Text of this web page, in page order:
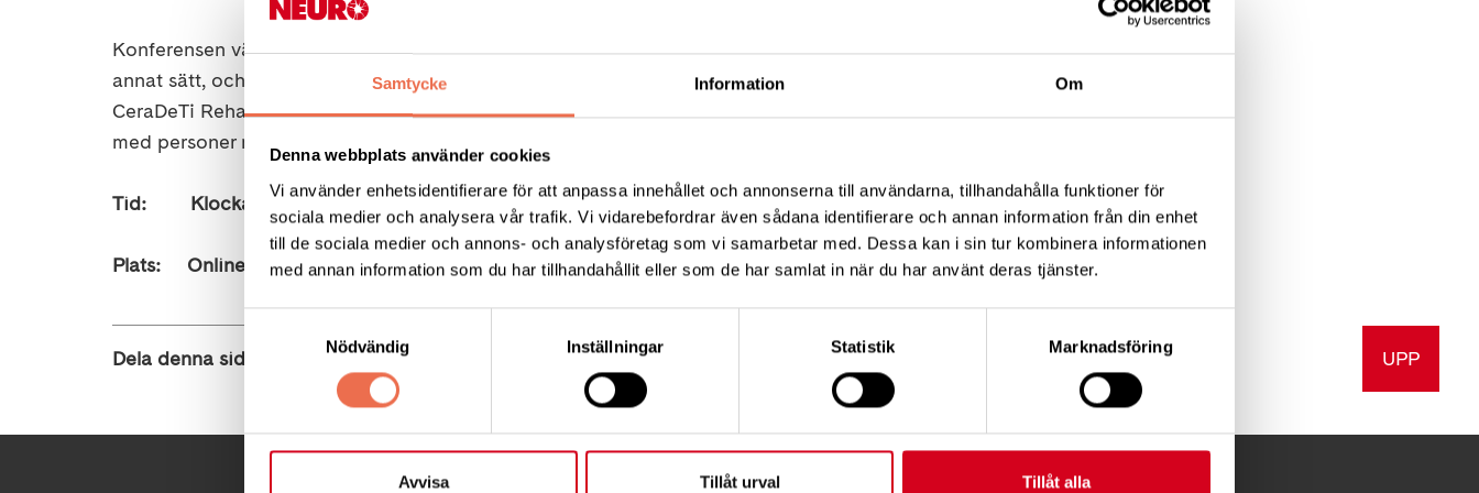
Samtycke Information Om
Denna webbplats använder cookies
Vi använder enhetsidentifierare för att anpassa innehållet och annonserna till användarna, tillhandahålla funktioner för
sociala medier och analysera vår trafik. Vi vidarebefordrar även sådana identifierare och annan information från din enhet
till de sociala medier och annons- och analysföretag som vi samarbetar med. Dessa kan i sin tur kombinera informationen
med annan information som du har tillhandahållit eller som de har samlat in när du har använt deras tjänster.
Samtyckesval
Nödvändig
Inställningar Statistik Marknadsföring
Avvisa Tillåt urval Tillåt alla
Konferensen vänder sig till dig som är närstående till en person med funktionsnedsättning på ett eller
annat sätt, och till dig som själv är drabbad. Huvudföreläsare är Renée Torndahl, samtalsterapeut,
CeraDeTi Rehab AB. Renée Torndahl är socionom och KBT-terapeut och har lång erfarenhet av möten
med personer med diagnos och deras närstående.
Tid: Klockan 11.00-16.00 torsdag 21 januari 2021
Plats: Online. Länk kommer att publiceras här.
Dela denna sida: Tipsa UPP